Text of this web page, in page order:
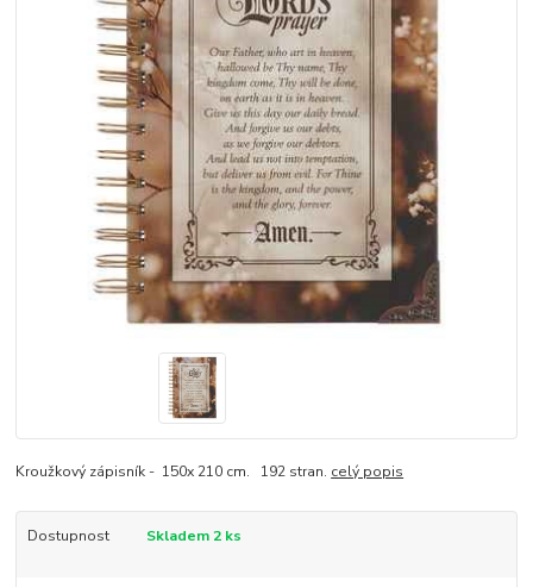
Kroužkový zápisník - 150x 210 cm. 192 stran. celý popis
Dostupnost Skladem 2 ks